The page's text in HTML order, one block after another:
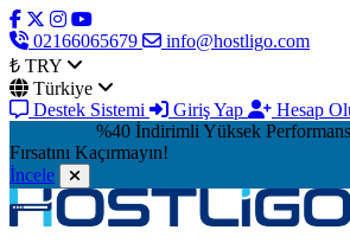
02166065679
info@hostligo.com
₺ TRY
Türkiye
Destek Sistemi
Giriş Yap Hesap
%40 İndirimli Yüksek
Fırsatını Kaçırmayın!
İncele